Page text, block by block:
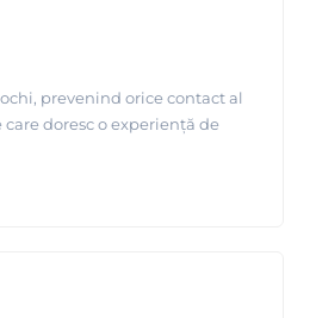
prevenind orice contact al
doresc o experiență de